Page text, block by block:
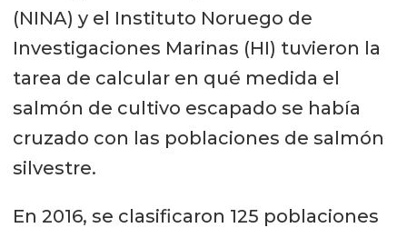
(NINA) y el Instituto Noruego de
Investigaciones Marinas (HI) tuvieron la
tarea de calcular en qué medida el
salmón de cultivo escapado se había
cruzado con las poblaciones de salmón
silvestre.
En 2016, se clasificaron 125 poblaciones